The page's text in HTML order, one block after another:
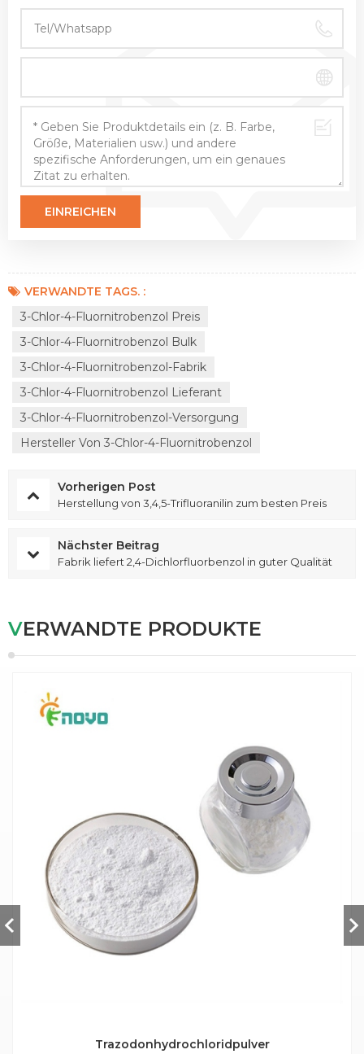
VERWANDTE TAGS. :
3-Chlor-4-Fluornitrobenzol Preis
3-Chlor-4-Fluornitrobenzol Bulk
3-Chlor-4-Fluornitrobenzol-Fabrik
3-Chlor-4-Fluornitrobenzol Lieferant
3-Chlor-4-Fluornitrobenzol-Versorgung
Hersteller Von 3-Chlor-4-Fluornitrobenzol
Vorherigen Post
Herstellung von 3,4,5-Trifluoranilin zum besten Preis
Nächster Beitrag
Fabrik liefert 2,4-Dichlorfluorbenzol in guter Qualität
VERWANDTE PRODUKTE
Trazodonhydrochloridpulver